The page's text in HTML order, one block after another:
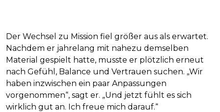
Der Wechsel zu Mission fiel größer aus als erwartet.
Nachdem er jahrelang mit nahezu demselben
Material gespielt hatte, musste er plötzlich erneut
nach Gefühl, Balance und Vertrauen suchen. „Wir
haben inzwischen ein paar Anpassungen
vorgenommen“, sagt er. „Und jetzt fühlt es sich
wirklich gut an. Ich freue mich darauf.“